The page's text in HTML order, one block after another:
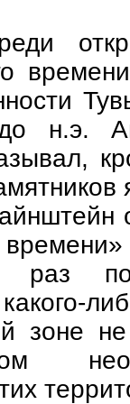
н.э.
зоне